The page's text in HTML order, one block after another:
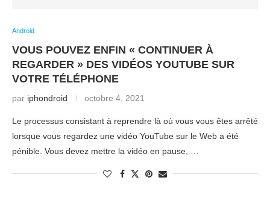
Android
VOUS POUVEZ ENFIN « CONTINUER À
REGARDER » DES VIDÉOS YOUTUBE SUR
VOTRE TÉLÉPHONE
par iphondroid octobre 4, 2021
Le processus consistant à reprendre là où vous vous êtes arrêté
lorsque vous regardez une vidéo YouTube sur le Web a été
pénible. Vous devez mettre la vidéo en pause, …